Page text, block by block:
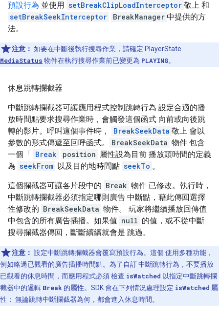
預設行為 並使用 setBreakClipLoadInterceptor 敬上 和
setBreakSeekInterceptor
BreakManager 中提供的方
法。
注意： 如要在中斷後執行搜尋作業，請確定 PlayerState
MediaStatus 物件在執行搜尋作業前已變更為 PLAYING。
休息跳轉攔截器
中斷跳轉攔截器可讓應用程式控制跳轉行為 設定合適的播
放時間點要求搜尋作業時，會觸發這個函式 向前或向後跳
轉的影片。呼叫這個事件時，
BreakSeekData 敬上 會以
參數的形式傳遞至回呼函式。
BreakSeekData 物件 包含
一個「 Break position 屬性設為目前 播放頭時間的定義
為 seekFrom 以及目的地時間點 seekTo 。
這個攔截器可讓各片段中的 Break 物件 已修改。執行時，
中斷跳轉攔截器必須指定哪則廣告 中斷點，藉此傳回選擇
性修改的 BreakSeekData 物件。 玩家將繼續播放回傳值
中包含的所有廣告插播。如果值 null 的值，或不從中斷
搜尋攔截器傳回，斷斷續續就會是 跳過。
注意： 設定中斷跳轉攔截器會覆寫預設行為。這個 使用多種功能，
例如略過已觀看的廣告插播時間點。為了自訂 中斷跳轉行為，不要播放
已觀看的休息時間，而應用程式必須 檢查 isWatched 以指定中斷跳轉攔
截器中的邏輯 Break 的屬性。SDK 會在下列情況處理設定 isWatched 屬
性： 無論跳轉中斷攔截器為何，都會進入休息時間。